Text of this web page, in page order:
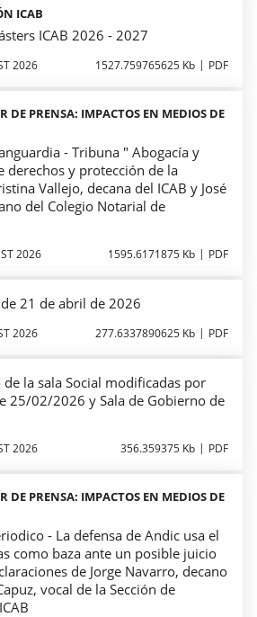
ICAB
ICAB 2026 - 2027
2026 1527.759765625 Kb PDF
DE PRENSA: IMPACTOS EN MEDIOS DE
- Tribuna " Abogacía y
derechos y protección de la
Vallejo, decana del ICAB y José
del Colegio Notarial de
2026 1595.6171875 Kb PDF
de 21 de abril de 2026
2026 277.6337890625 Kb PDF
la sala Social modificadas por
25/02/2026 y Sala de Gobierno de
2026 356.359375 Kb PDF
DE PRENSA: IMPACTOS EN MEDIOS DE
- La defensa de Andic usa el
como baza ante un posible juicio
de Jorge Navarro, decano
vocal de la Sección de